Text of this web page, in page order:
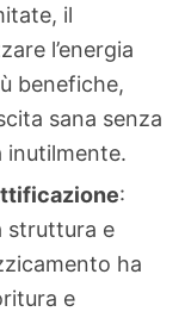
il
l’energia
benefiche,
sana senza
inutilmente.
:
struttura e
ha
e